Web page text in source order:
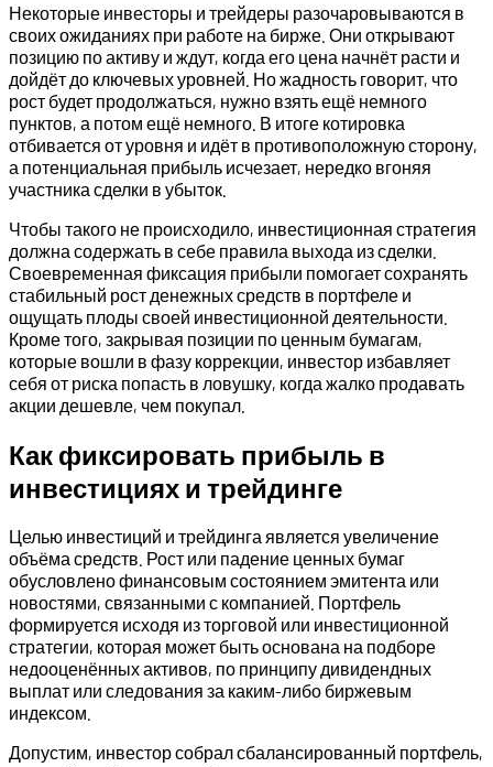
Некоторые инвесторы и трейдеры разочаровываются в
своих ожиданиях при работе на бирже. Они открывают
позицию по активу и ждут, когда его цена начнёт расти и
дойдёт до ключевых уровней. Но жадность говорит, что
рост будет продолжаться, нужно взять ещё немного
пунктов, а потом ещё немного. В итоге котировка
отбивается от уровня и идёт в противоположную сторону,
а потенциальная прибыль исчезает, нередко вгоняя
участника сделки в убыток.
Чтобы такого не происходило, инвестиционная стратегия
должна содержать в себе правила выхода из сделки.
Своевременная фиксация прибыли помогает сохранять
стабильный рост денежных средств в портфеле и
ощущать плоды своей инвестиционной деятельности.
Кроме того, закрывая позиции по ценным бумагам,
которые вошли в фазу коррекции, инвестор избавляет
себя от риска попасть в ловушку, когда жалко продавать
акции дешевле, чем покупал.
Как фиксировать прибыль в
инвестициях и трейдинге
Целью инвестиций и трейдинга является увеличение
объёма средств. Рост или падение ценных бумаг
обусловлено финансовым состоянием эмитента или
новостями, связанными с компанией. Портфель
формируется исходя из торговой или инвестиционной
стратегии, которая может быть основана на подборе
недооценённых активов, по принципу дивидендных
выплат или следования за каким-либо биржевым
индексом.
Допустим, инвестор собрал сбалансированный портфель,